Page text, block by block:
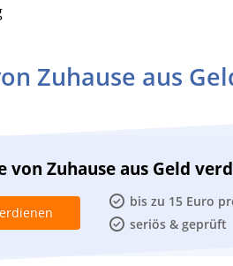
Zuhause aus
von Zuhause aus Geld
bis zu 15 Euro
seriös & geprüft